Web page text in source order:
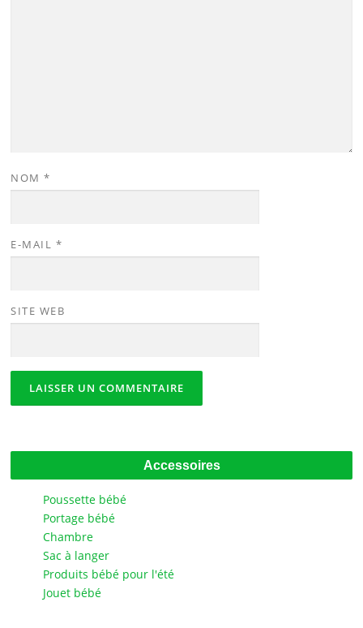
NOM*
E-MAIL *
SITE WEB
Accessoires
Poussette bébé
Portage bébé
Chambre
Sac à langer
Produits bébé pour l'été
Jouet bébé